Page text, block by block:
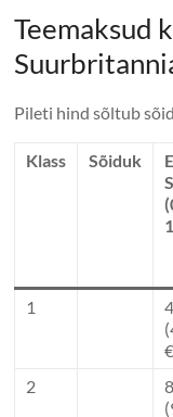
Teemaksud
Pileti hind sõltub
Klass Sõiduk
1
2